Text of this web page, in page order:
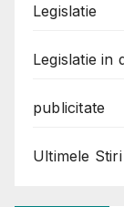
Legislatie
Legislatie in
publicitate
Ultimele Stiri